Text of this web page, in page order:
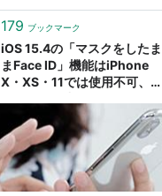
179 ブックマーク
iOS 15.4の「マスクをしたま
まFace ID」機能はiPhone
X・XS・11では使用不可、